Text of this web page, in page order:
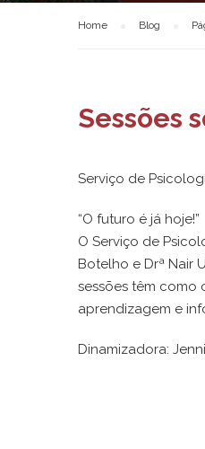
Home Blog
Sessões
Serviço de
“O futuro é já hoje!”
O Serviço de
Botelho e Drª Nair
sessões têm como
aprendizagem e
Dinamizadora: